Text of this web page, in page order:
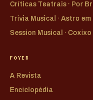
Críticas Teatrais · Por
Trivia Musical · Astro em
Session Musical ·
FOYER
A Revista
Enciclopédia